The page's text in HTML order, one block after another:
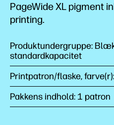
PageWide XL pigment
printing.
Produktundergruppe:
standardkapacitet
Printpatron/flaske,
Pakkens indhold: 1 patron